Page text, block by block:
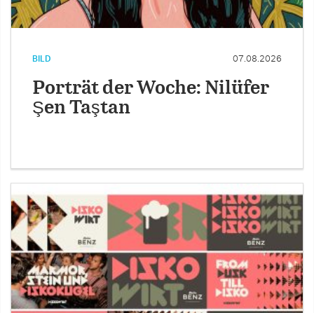
BILD 07.08.2026
Porträt der Woche: Nilüfer
Şen Taştan